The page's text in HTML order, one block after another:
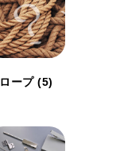
ロープ(5)